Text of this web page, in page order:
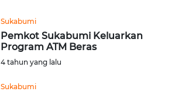
Sukabumi
Pemkot Sukabumi Keluarkan
Program ATM Beras
4 tahun yang lalu
Sukabumi